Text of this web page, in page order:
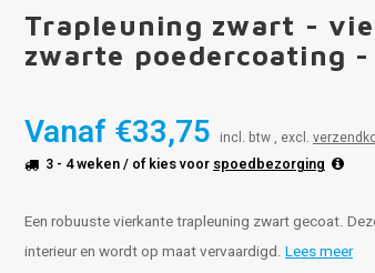
Trapleuning zwart -
zwarte poedercoating -
Vanaf €33,75 incl. btw , excl.
3 - 4 weken/ of kies voor spoedbezorging
Een robuuste vierkante trapleuning zwart gecoat.
interieur en wordt op maat vervaardigd. Lees meer